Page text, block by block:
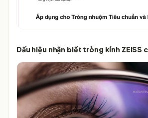
Dấu hiệu nhận biết tròng kính ZEISS